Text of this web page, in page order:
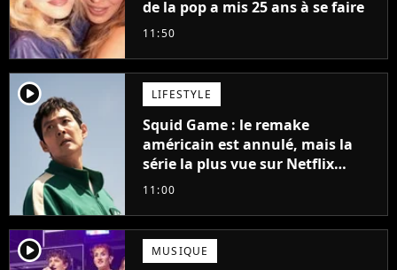
de la pop a mis 25 ans à se faire
11:50
player2 LIFESTYLE
Squid Game : le remake
américain est annulé, mais la
série la plus vue sur Netflix
pourrait avoir une version
11:00
player2 MUSIQUE